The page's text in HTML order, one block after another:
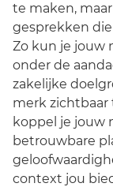
te maken,
gesprekken
Zo kun je jouw
onder de
zakelijke
merk zichtbaar
koppel je jouw
betrouwbare
context jou